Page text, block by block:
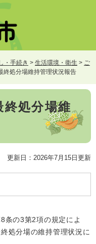
・手続き > 生活環境・衛生 > ご
終処分場維持管理状況報告
終処分場維
更新日：2026年7月15日更新
条の3第2項の規定によ
処分場の維持管理状況に